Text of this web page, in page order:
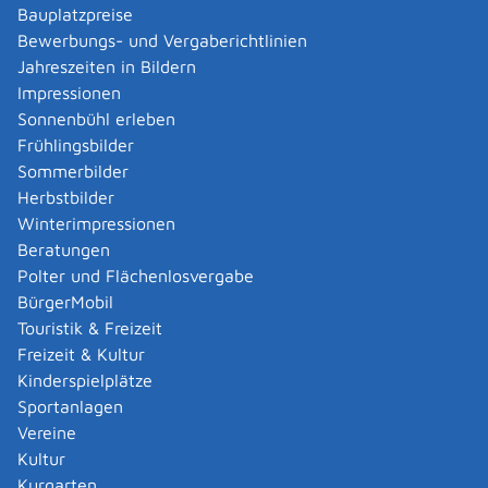
Bauplatzpreise
Bewerbungs- und Vergaberichtlinien
Jahreszeiten in Bildern
Impressionen
Sonnenbühl erleben
Frühlingsbilder
Sommerbilder
Herbstbilder
Winterimpressionen
Beratungen
Polter und Flächenlosvergabe
BürgerMobil
Touristik & Freizeit
Freizeit & Kultur
Kinderspielplätze
Sportanlagen
Vereine
Kultur
Verfahrensablauf
Sie können die Bewilligung für die Abweichungen zur
Schichtarbeit schriftlich beantragen.
Sie stellen einen formlosen Antrag.
Sie senden diesen an die örtlich zuständige
Behörde für Arbeitsschutz, einschließlich der
erforderlichen Unterlagen.
Sind erforderliche Unterlagen beziehungsweise
Informationen für die Bearbeitung unvollständig,
werden Sie von der Sachbearbeitung kontaktiert.
Die örtlich zuständige Behörde prüft den Antrag.
Nach Abschluss der behördlichen Prüfung erhalten
Sie einen Bewilligungsbescheid oder einen
Ablehnungsbescheid.
Die örtlich zuständige Behörde wird Ihnen den
Bescheid per E-Mail oder per Post zusenden.
Der Gebührenbescheid wird Ihnen in der Regel